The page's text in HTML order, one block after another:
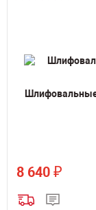
Шлифовальные
8 640 ₽